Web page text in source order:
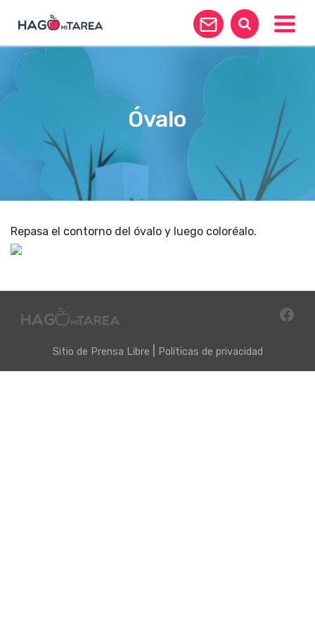
Óvalo
Repasa el contorno del óvalo y luego coloréalo.
Sitio de Prensa Libre Políticas de privacidad